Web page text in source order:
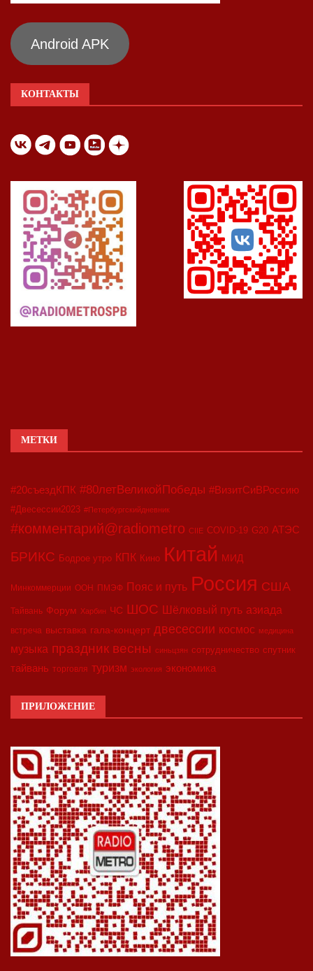
Android APK
КОНТАКТЫ
МЕТКИ
#20съездКПК #80летВеликойПобеды #ВизитСиВРоссию
#Двесессии2023 #Петербургскийдневник
#комментарий@radiometro CIIE COVID-19 G20 АТЭС
БРИКС Бодрое утро КПК Кино Китай МИД
Минкоммерции ООН ПМЭФ Пояс и путь Россия США
Тайвань Форум Харбин ЧС ШОС Шёлковый путь азиада
встреча выставка гала-концерт двесессии космос медицина
музыка праздник весны синьцзян сотрудничество спутник
тайвань торговля туризм экология экономика
ПРИЛОЖЕНИЕ